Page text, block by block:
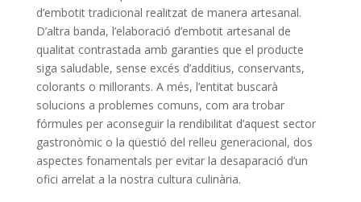
d’embotit tradicional realitzat de manera artesanal.
D’altra banda, l’elaboració d’embotit artesanal de
qualitat contrastada amb garanties que el producte
siga saludable, sense excés d’additius, conservants,
colorants o millorants. A més, l’entitat buscarà
solucions a problemes comuns, com ara trobar
fórmules per aconseguir la rendibilitat d’aquest sector
gastronòmic o la qüestió del relleu generacional, dos
aspectes fonamentals per evitar la desaparació d’un
ofici arrelat a la nostra cultura culinària.